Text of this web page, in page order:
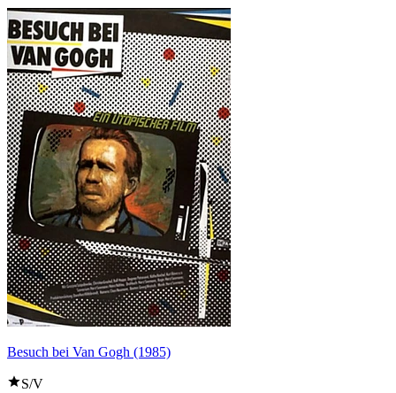
Besuch bei Van Gogh (1985)
S/V